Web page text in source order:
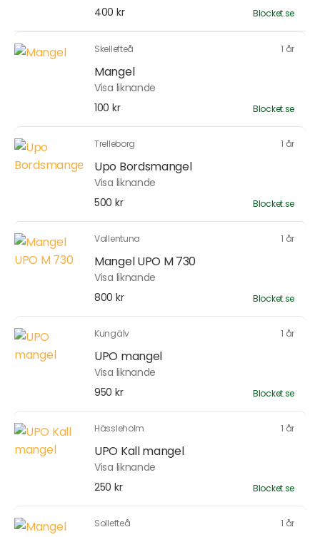
400 kr
Blocket.se
Skellefteå 1 år
Mangel
Visa liknande
100 kr
Blocket.se
Trelleborg 1 år
Upo Bordsmangel
Visa liknande
500 kr
Blocket.se
Vallentuna 1 år
Mangel UPO M 730
Visa liknande
800 kr
Blocket.se
Kungälv 1 år
UPO mangel
Visa liknande
950 kr
Blocket.se
Hässleholm 1 år
UPO Kall mangel
Visa liknande
250 kr
Blocket.se
Sollefteå 1 år